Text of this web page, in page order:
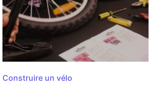
Construire un vélo